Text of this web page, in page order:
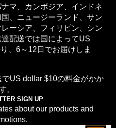
マ、カンボジア、インドネ
、ニュージーランド、サン
ーシア、フィリピン、シン
配送では国によってUS
、6～12日でお届けしま
US dollar $10の料金がかか
。
SIGN UP
about our products and